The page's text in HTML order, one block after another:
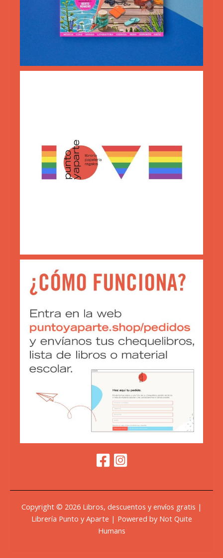
Copyright © 2026 Libros, descuentos y envíos gratis |
Librería Punto y Aparte | Powered by Not Quite
Humans